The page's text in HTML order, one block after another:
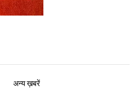
अन्य ख़बरें